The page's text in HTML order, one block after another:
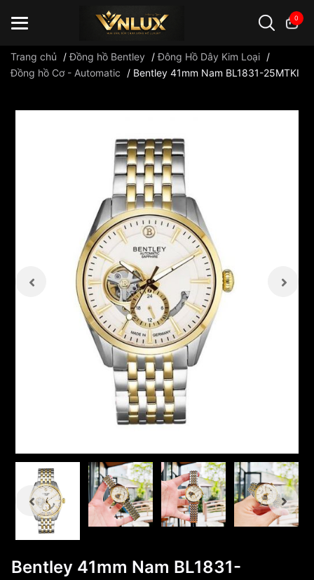
0
Trang chủ /Đồng hồ Bentley /Đông Hồ Dây Kim Loại /
Đồng hồ Cơ - Automatic
/ Bentley 41mm Nam BL1831-25MTKI
Bentley 41mm Nam BL1831-